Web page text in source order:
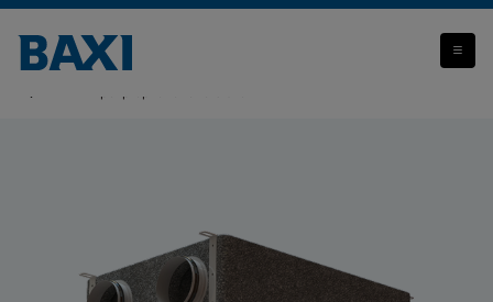
disponibile.